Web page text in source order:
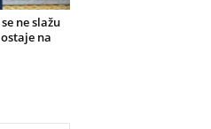
ne slažu
na